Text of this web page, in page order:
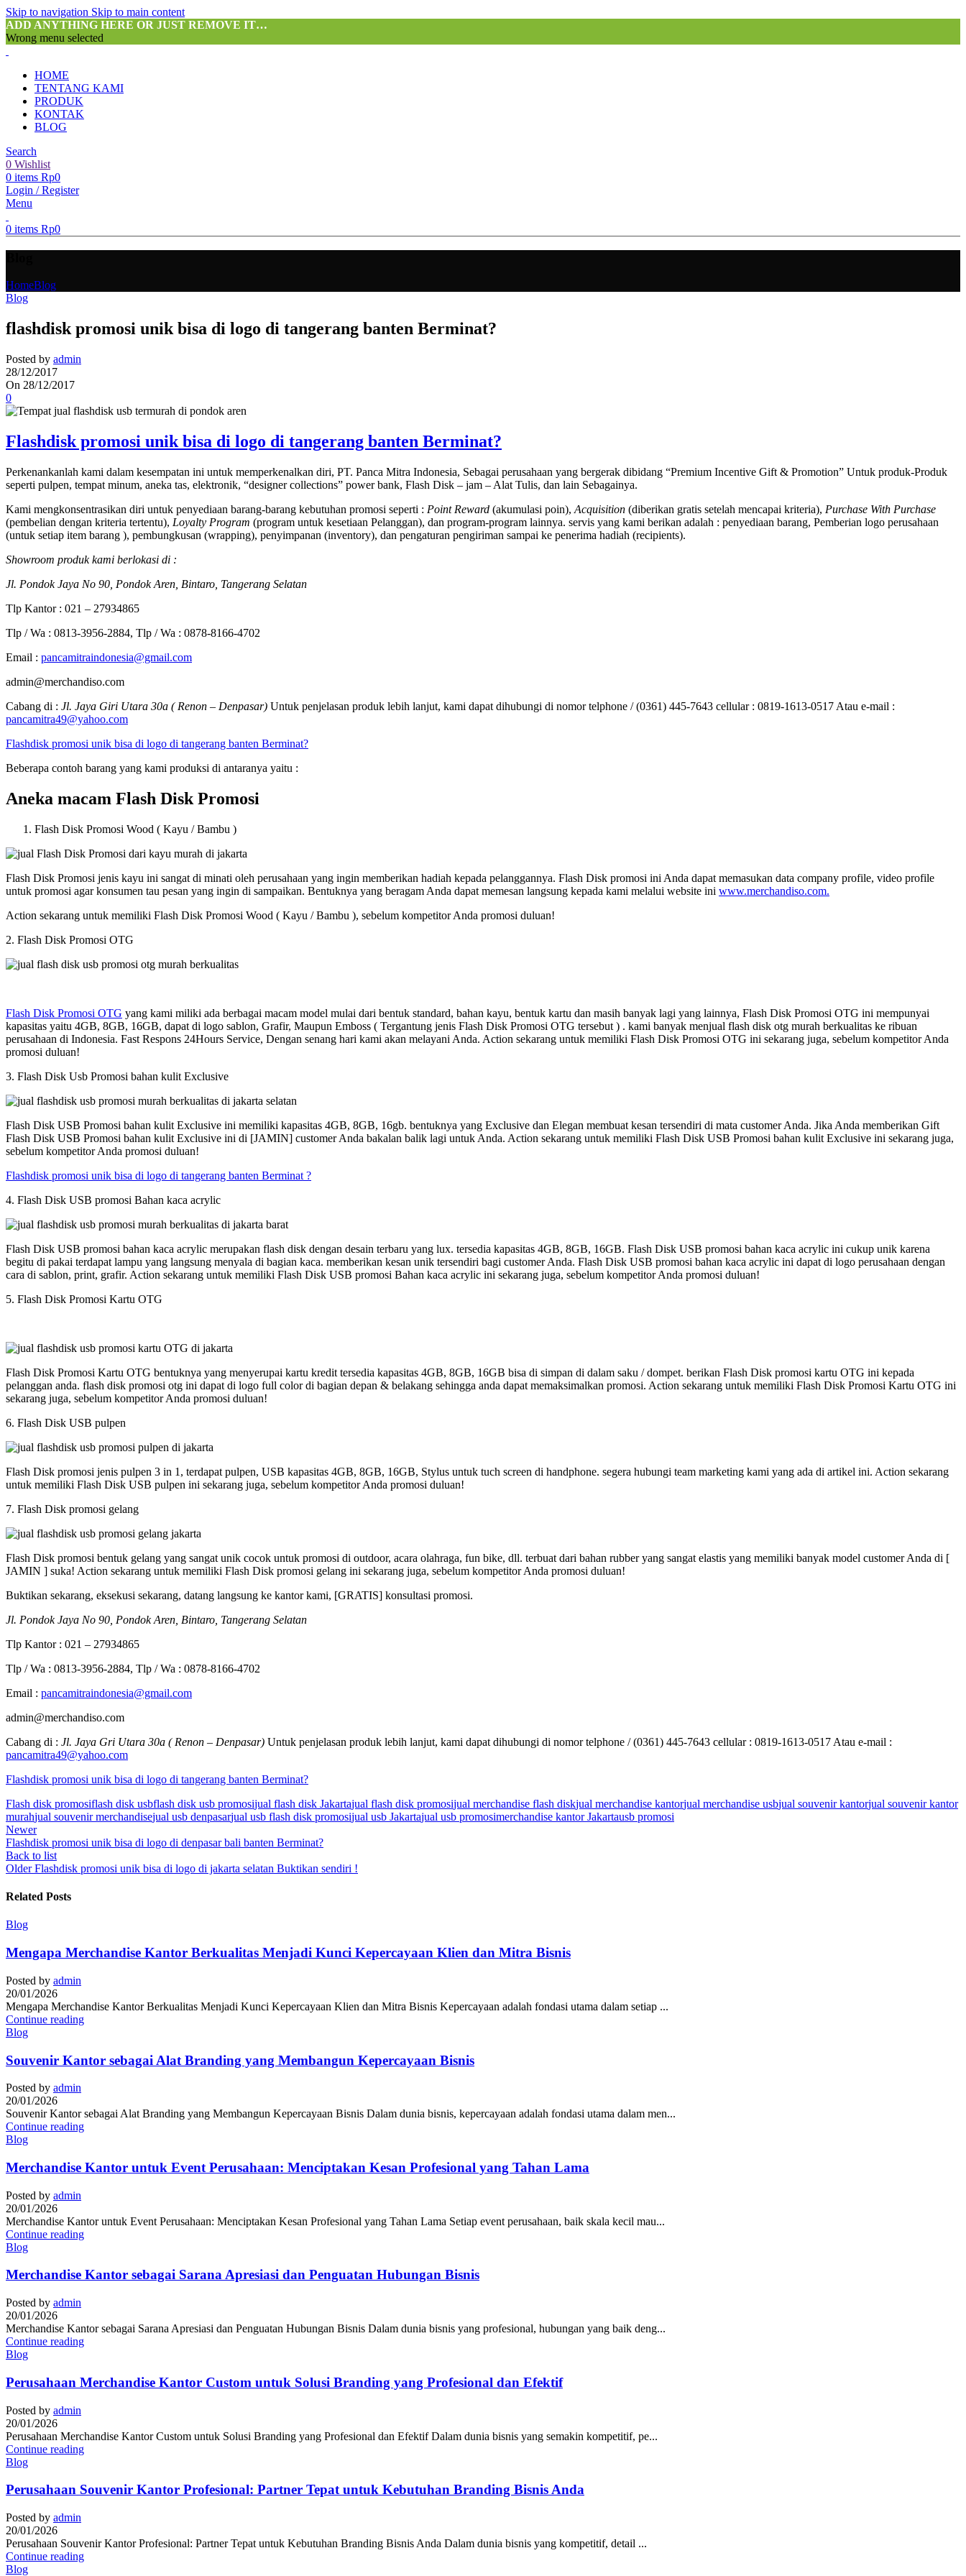
Skip to navigation Skip to main content
ADD ANYTHING HERE OR JUST REMOVE IT…
Wrong menu selected
HOME
TENTANG KAMI
PRODUK
KONTAK
BLOG
Search
0 Wishlist
0 items Rp0
Login / Register
Menu
0 items Rp0
HomeBlog
Blog
flashdisk promosi unik bisa di logo di tangerang banten Berminat?
Posted by admin
28/12/2017
On 28/12/2017
0
Flashdisk promosi unik bisa di logo di tangerang banten Berminat?
Perkenankanlah kami dalam kesempatan ini untuk memperkenalkan diri, PT. Panca Mitra Indonesia, Sebagai perusahaan yang bergerak dibidang “Premium Incentive Gift & Promotion” Untuk produk-Produk
seperti pulpen, tempat minum, aneka tas, elektronik, “designer collections” power bank, Flash Disk – jam – Alat Tulis, dan lain Sebagainya.
Kami mengkonsentrasikan diri untuk penyediaan barang-barang kebutuhan promosi seperti : Point Reward (akumulasi poin), Acquisition (diberikan gratis setelah mencapai kriteria), Purchase With Purchase
(pembelian dengan kriteria tertentu), Loyalty Program (program untuk kesetiaan Pelanggan), dan program-program lainnya. servis yang kami berikan adalah : penyediaan barang, Pemberian logo perusahaan
(untuk setiap item barang ), pembungkusan (wrapping), penyimpanan (inventory), dan pengaturan pengiriman sampai ke penerima hadiah (recipients).
Showroom produk kami berlokasi di :
Jl. Pondok Jaya No 90, Pondok Aren, Bintaro, Tangerang Selatan
Tlp Kantor : 021 – 27934865
Tlp / Wa : 0813-3956-2884, Tlp / Wa : 0878-8166-4702
Email : pancamitraindonesia@gmail.com
admin@merchandiso.com
Cabang di : Jl. Jaya Giri Utara 30a ( Renon – Denpasar) Untuk penjelasan produk lebih lanjut, kami dapat dihubungi di nomor telphone / (0361) 445-7643 cellular : 0819-1613-0517 Atau e-mail :
pancamitra49@yahoo.com
Flashdisk promosi unik bisa di logo di tangerang banten Berminat?
Beberapa contoh barang yang kami produksi di antaranya yaitu :
Aneka macam Flash Disk Promosi
Flash Disk Promosi Wood ( Kayu / Bambu )
Flash Disk Promosi jenis kayu ini sangat di minati oleh perusahaan yang ingin memberikan hadiah kepada pelanggannya. Flash Disk promosi ini Anda dapat memasukan data company profile, video profile
untuk promosi agar konsumen tau pesan yang ingin di sampaikan. Bentuknya yang beragam Anda dapat memesan langsung kepada kami melalui website ini www.merchandiso.com.
Action sekarang untuk memiliki Flash Disk Promosi Wood ( Kayu / Bambu ), sebelum kompetitor Anda promosi duluan!
2. Flash Disk Promosi OTG
Flash Disk Promosi OTG yang kami miliki ada berbagai macam model mulai dari bentuk standard, bahan kayu, bentuk kartu dan masih banyak lagi yang lainnya, Flash Disk Promosi OTG ini mempunyai
kapasitas yaitu 4GB, 8GB, 16GB, dapat di logo sablon, Grafir, Maupun Emboss ( Tergantung jenis Flash Disk Promosi OTG tersebut ) . kami banyak menjual flash disk otg murah berkualitas ke ribuan
perusahaan di Indonesia. Fast Respons 24Hours Service, Dengan senang hari kami akan melayani Anda. Action sekarang untuk memiliki Flash Disk Promosi OTG ini sekarang juga, sebelum kompetitor Anda
promosi duluan!
3. Flash Disk Usb Promosi bahan kulit Exclusive
Flash Disk USB Promosi bahan kulit Exclusive ini memiliki kapasitas 4GB, 8GB, 16gb. bentuknya yang Exclusive dan Elegan membuat kesan tersendiri di mata customer Anda. Jika Anda memberikan Gift
Flash Disk USB Promosi bahan kulit Exclusive ini di [JAMIN] customer Anda bakalan balik lagi untuk Anda. Action sekarang untuk memiliki Flash Disk USB Promosi bahan kulit Exclusive ini sekarang juga,
sebelum kompetitor Anda promosi duluan!
Flashdisk promosi unik bisa di logo di tangerang banten Berminat ?
4. Flash Disk USB promosi Bahan kaca acrylic
Flash Disk USB promosi bahan kaca acrylic merupakan flash disk dengan desain terbaru yang lux. tersedia kapasitas 4GB, 8GB, 16GB. Flash Disk USB promosi bahan kaca acrylic ini cukup unik karena
begitu di pakai terdapat lampu yang langsung menyala di bagian kaca. memberikan kesan unik tersendiri bagi customer Anda. Flash Disk USB promosi bahan kaca acrylic ini dapat di logo perusahaan dengan
cara di sablon, print, grafir. Action sekarang untuk memiliki Flash Disk USB promosi Bahan kaca acrylic ini sekarang juga, sebelum kompetitor Anda promosi duluan!
5. Flash Disk Promosi Kartu OTG
Flash Disk Promosi Kartu OTG bentuknya yang menyerupai kartu kredit tersedia kapasitas 4GB, 8GB, 16GB bisa di simpan di dalam saku / dompet. berikan Flash Disk promosi kartu OTG ini kepada
pelanggan anda. flash disk promosi otg ini dapat di logo full color di bagian depan & belakang sehingga anda dapat memaksimalkan promosi. Action sekarang untuk memiliki Flash Disk Promosi Kartu OTG ini
sekarang juga, sebelum kompetitor Anda promosi duluan!
6. Flash Disk USB pulpen
Flash Disk promosi jenis pulpen 3 in 1, terdapat pulpen, USB kapasitas 4GB, 8GB, 16GB, Stylus untuk tuch screen di handphone. segera hubungi team marketing kami yang ada di artikel ini. Action sekarang
untuk memiliki Flash Disk USB pulpen ini sekarang juga, sebelum kompetitor Anda promosi duluan!
7. Flash Disk promosi gelang
Flash Disk promosi bentuk gelang yang sangat unik cocok untuk promosi di outdoor, acara olahraga, fun bike, dll. terbuat dari bahan rubber yang sangat elastis yang memiliki banyak model customer Anda di [
JAMIN ] suka! Action sekarang untuk memiliki Flash Disk promosi gelang ini sekarang juga, sebelum kompetitor Anda promosi duluan!
Buktikan sekarang, eksekusi sekarang, datang langsung ke kantor kami, [GRATIS] konsultasi promosi.
Jl. Pondok Jaya No 90, Pondok Aren, Bintaro, Tangerang Selatan
Tlp Kantor : 021 – 27934865
Tlp / Wa : 0813-3956-2884, Tlp / Wa : 0878-8166-4702
Email : pancamitraindonesia@gmail.com
admin@merchandiso.com
Cabang di : Jl. Jaya Gri Utara 30a ( Renon – Denpasar) Untuk penjelasan produk lebih lanjut, kami dapat dihubungi di nomor telphone / (0361) 445-7643 cellular : 0819-1613-0517 Atau e-mail :
pancamitra49@yahoo.com
Flashdisk promosi unik bisa di logo di tangerang banten Berminat?
Flash disk promosiflash disk usbflash disk usb promosijual flash disk Jakartajual flash disk promosijual merchandise flash diskjual merchandise kantorjual merchandise usbjual souvenir kantorjual souvenir kantor
murahjual souvenir merchandisejual usb denpasarjual usb flash disk promosijual usb Jakartajual usb promosimerchandise kantor Jakartausb promosi
Newer
Flashdisk promosi unik bisa di logo di denpasar bali banten Berminat?
Back to list
Older Flashdisk promosi unik bisa di logo di jakarta selatan Buktikan sendiri !
Related Posts
Blog
Mengapa Merchandise Kantor Berkualitas Menjadi Kunci Kepercayaan Klien dan Mitra Bisnis
Posted by admin
20/01/2026
Mengapa Merchandise Kantor Berkualitas Menjadi Kunci Kepercayaan Klien dan Mitra Bisnis Kepercayaan adalah fondasi utama dalam setiap ...
Continue reading
Blog
Souvenir Kantor sebagai Alat Branding yang Membangun Kepercayaan Bisnis
Posted by admin
20/01/2026
Souvenir Kantor sebagai Alat Branding yang Membangun Kepercayaan Bisnis Dalam dunia bisnis, kepercayaan adalah fondasi utama dalam men...
Continue reading
Blog
Merchandise Kantor untuk Event Perusahaan: Menciptakan Kesan Profesional yang Tahan Lama
Posted by admin
20/01/2026
Merchandise Kantor untuk Event Perusahaan: Menciptakan Kesan Profesional yang Tahan Lama Setiap event perusahaan, baik skala kecil mau...
Continue reading
Blog
Merchandise Kantor sebagai Sarana Apresiasi dan Penguatan Hubungan Bisnis
Posted by admin
20/01/2026
Merchandise Kantor sebagai Sarana Apresiasi dan Penguatan Hubungan Bisnis Dalam dunia bisnis yang profesional, hubungan yang baik deng...
Continue reading
Blog
Perusahaan Merchandise Kantor Custom untuk Solusi Branding yang Profesional dan Efektif
Posted by admin
20/01/2026
Perusahaan Merchandise Kantor Custom untuk Solusi Branding yang Profesional dan Efektif Dalam dunia bisnis yang semakin kompetitif, pe...
Continue reading
Blog
Perusahaan Souvenir Kantor Profesional: Partner Tepat untuk Kebutuhan Branding Bisnis Anda
Posted by admin
20/01/2026
Perusahaan Souvenir Kantor Profesional: Partner Tepat untuk Kebutuhan Branding Bisnis Anda Dalam dunia bisnis yang kompetitif, detail ...
Continue reading
Blog